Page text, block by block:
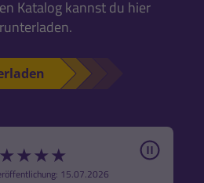
Katalog kannst du hier
★★★★
15.07.2026
Pause